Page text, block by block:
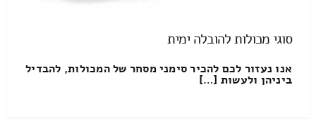
סוגי מכולות להובלה ימית
אנו נעזור לכם להכיר סימני מסחר של המכולות, להבדיל
ביניהן ולעשות […]